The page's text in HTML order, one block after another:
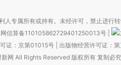
专属所有或持有。未经许可，禁止进行
网信算备110105862729401250013号
证：京第01015号| 出版物经营许可证：
网 All Rights Reserved 版权所有 复制必究